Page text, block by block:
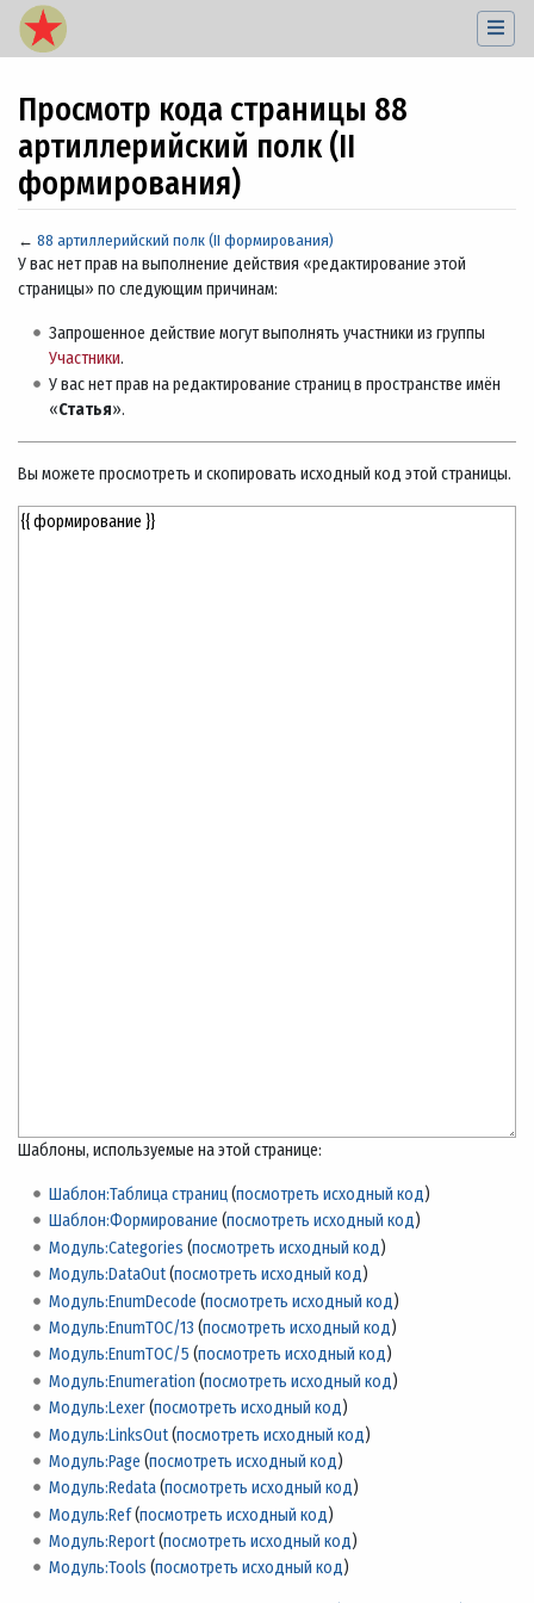
Просмотр кода страницы 88
артиллерийский полк (II
формирования)
← 88 артиллерийский полк (II формирования)
Перейти к:навигация,поиск
У вас нет прав на выполнение действия «редактирование этой
страницы» по следующим причинам:
Запрошенное действие могут выполнять участники из группы
Участники.
У вас нет прав на редактирование страниц в пространстве имён
«Статья».
Вы можете просмотреть и скопировать исходный код этой страницы.
Шаблоны, используемые на этой странице:
Шаблон:Таблица страниц(посмотреть исходный код)
Шаблон:Формирование (посмотреть исходный код)
Модуль:Categories (посмотреть исходный код)
Модуль:DataOut(посмотреть исходный код)
Модуль:EnumDecode (посмотреть исходный код)
Модуль:EnumTOC/13 (посмотреть исходный код)
Модуль:EnumTOC/5 (посмотреть исходный код)
Модуль:Enumeration (посмотреть исходный код)
Модуль:Lexer(посмотреть исходный код)
Модуль:LinksOut(посмотреть исходный код)
Модуль:Page (посмотреть исходный код)
Модуль:Redata(посмотреть исходный код)
Модуль:Ref(посмотреть исходный код)
Модуль:Report(посмотреть исходный код)
Модуль:Tools (посмотреть исходный код)